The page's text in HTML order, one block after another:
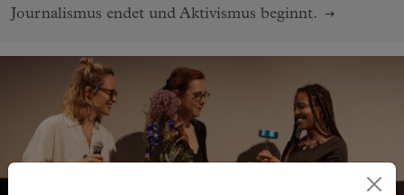
Journalismus endet und Aktivismus beginnt.